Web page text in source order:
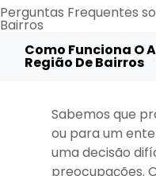
Perguntas Frequentes
Bairros
Como Funciona O
Região De Bairros
Sabemos que
ou para um
uma decisão
preocupações.